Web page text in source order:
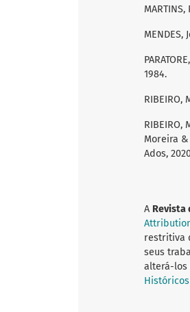
1984.
RIBEIRO,
RIBEIRO,
Moreira &
Ados,
A Revista
restritiva
seus
alterá-los